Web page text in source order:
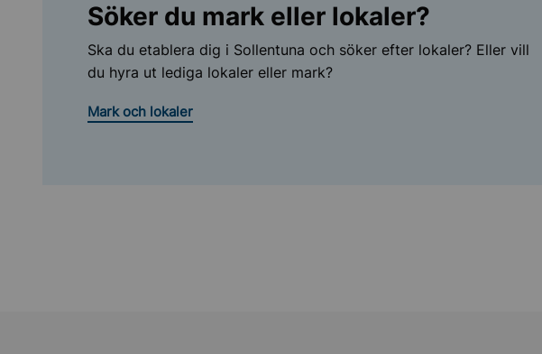
Söker du mark eller lokaler?
Ska du etablera dig i Sollentuna och söker efter lokaler? Eller vill
du hyra ut lediga lokaler eller mark?
Mark och lokaler